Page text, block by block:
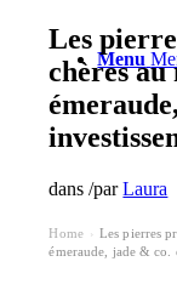
Menu
Les
chères
dans/parLaura
Home
Les pierres
émeraude, jade & co.